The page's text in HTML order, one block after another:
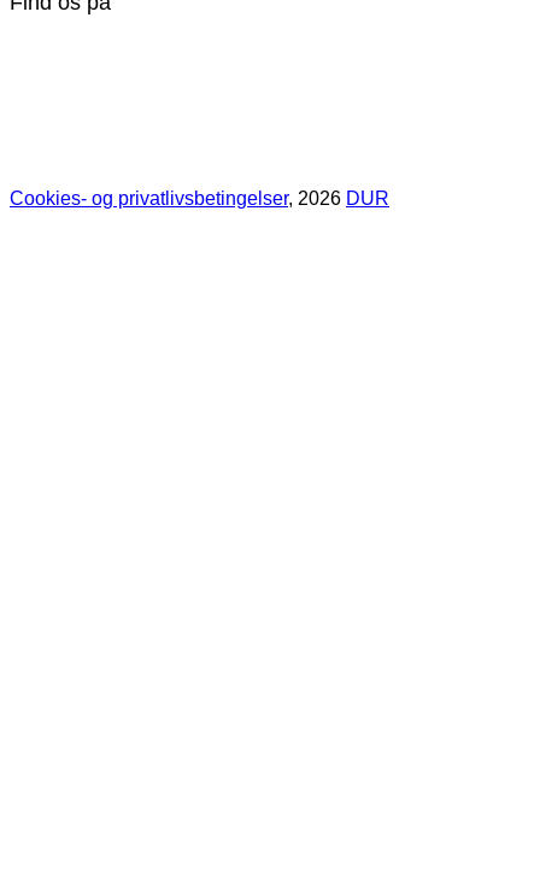
Cookies- og privatlivsbetingelser, 2026 DUR